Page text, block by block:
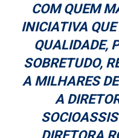
COM QUEM
INICIATIVA
QUALIDADE,
SOBRETUDO,
A MILHARES
A